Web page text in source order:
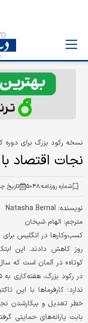
نسخه رکود بزرگ برای دوره
نجات اقتصاد با
شماره روزنامه:۵۰۴۸ تاریخ
نویسنده: Natasha Bernal
مترجم: الهام شیخان
روز کاهش دادند. این
ندارد؛ کارفرماها با این
خطر تعدیل و بیکارشدن
بابت یارانه‌های حمایتی